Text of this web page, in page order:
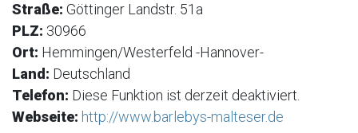
Straße: Göttinger Landstr. 51a
PLZ: 30966
Ort: Hemmingen/Westerfeld -Hannover-
Land: Deutschland
Telefon: Diese Funktion ist derzeit deaktiviert.
Webseite: http://www.barlebys-malteser.de